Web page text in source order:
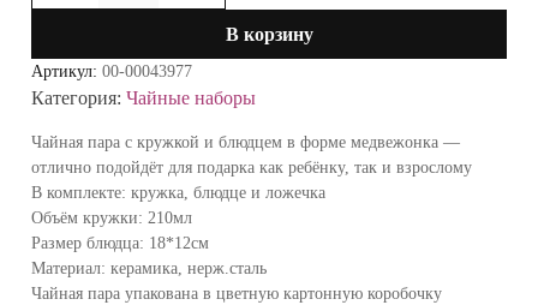
Чайная
LIFE
медведь
71-
10
СН16
(голубой)
В корзину
Артикул:00-00043977
Категория:Чайные наборы
Чайная пара с кружкой и блюдцем в форме медвежонка —
отлично подойдёт для подарка как ребёнку, так и взрослому
В комплекте: кружка, блюдце и ложечка
Объём кружки: 210мл
Размер блюдца: 18*12см
Материал: керамика, нерж.сталь
Чайная пара упакована в цветную картонную коробочку